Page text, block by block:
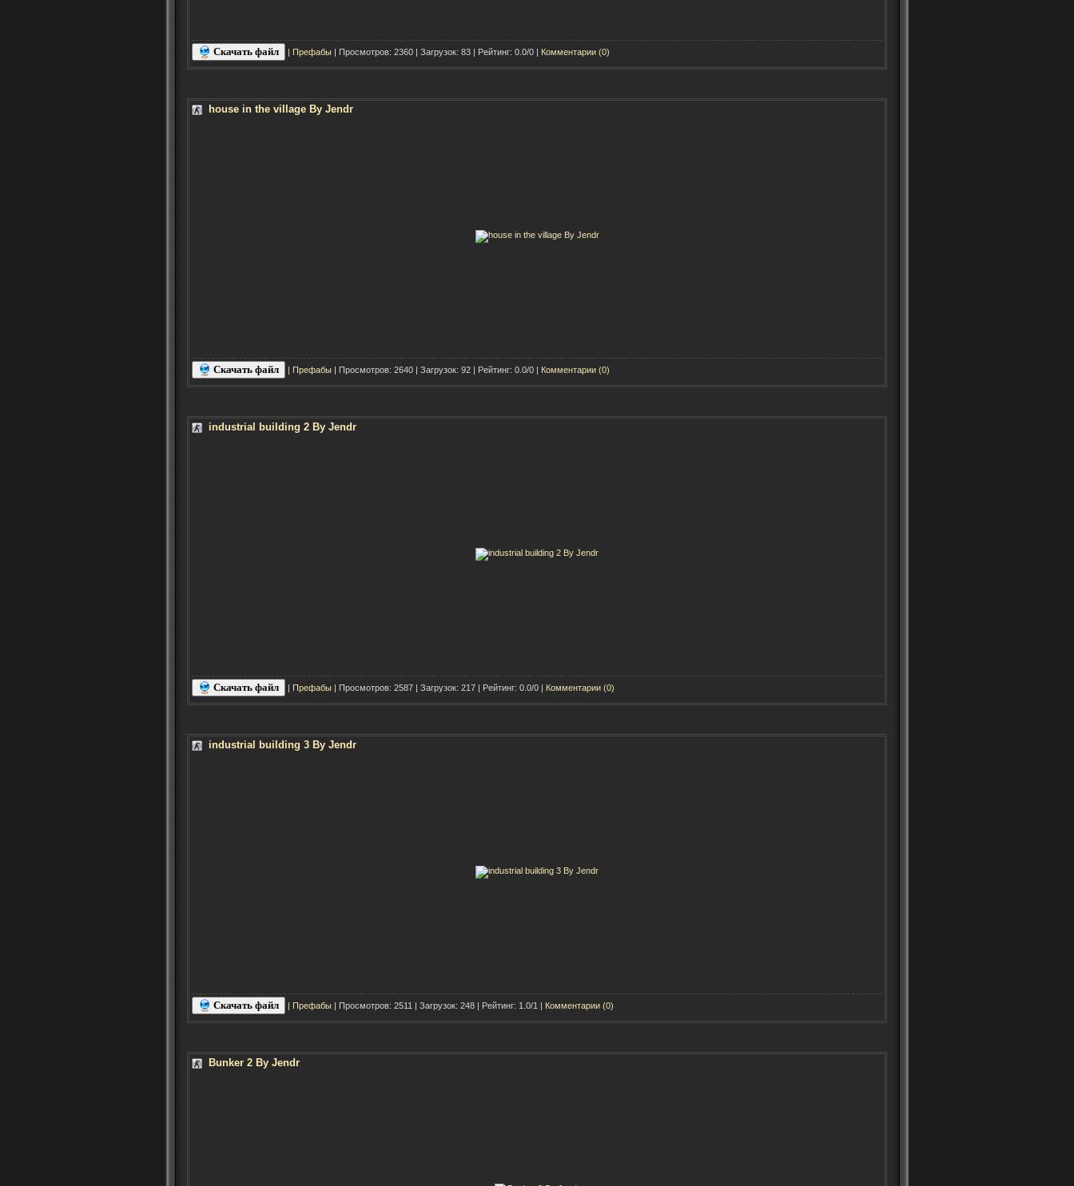
Скачать файл | Префабы | Просмотров: 2360 | Загрузок: 83 | Рейтинг: 0.0/0 | Комментарии (0)
house in the village By Jendr
Скачать файл | Префабы | Просмотров: 2640 | Загрузок: 92 | Рейтинг: 0.0/0 | Комментарии (0)
industrial building 2 By Jendr
Скачать файл | Префабы | Просмотров: 2587 | Загрузок: 217 | Рейтинг: 0.0/0 | Комментарии (0)
industrial building 3 By Jendr
Скачать файл | Префабы | Просмотров: 2511 | Загрузок: 248 | Рейтинг: 1.0/1 | Комментарии (0)
Bunker 2 By Jendr